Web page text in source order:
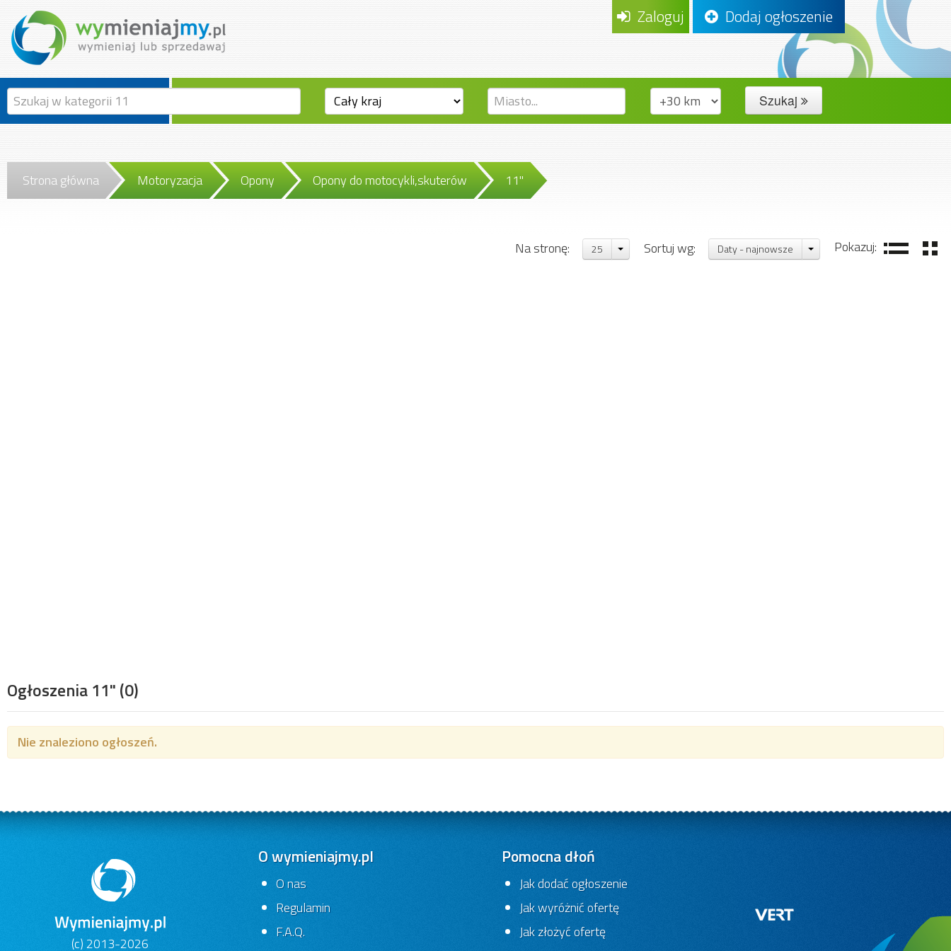
Zaloguj Dodaj ogłoszenie
Szukaj
Strona główna Motoryzacja Opony Opony do motocykli,skuterów 11"
Ogłoszenia 11"(0)
Pokazuj:
Sortuj wg: Daty - najnowsze
Na stronę: 25
Nie znaleziono ogłoszeń.
(c) 2013-2026
O wymieniajmy.pl
O nas
Regulamin
F.A.Q.
Pomocna dłoń
Jak dodać ogłoszenie
Jak wyróżnić ofertę
Jak złożyć ofertę